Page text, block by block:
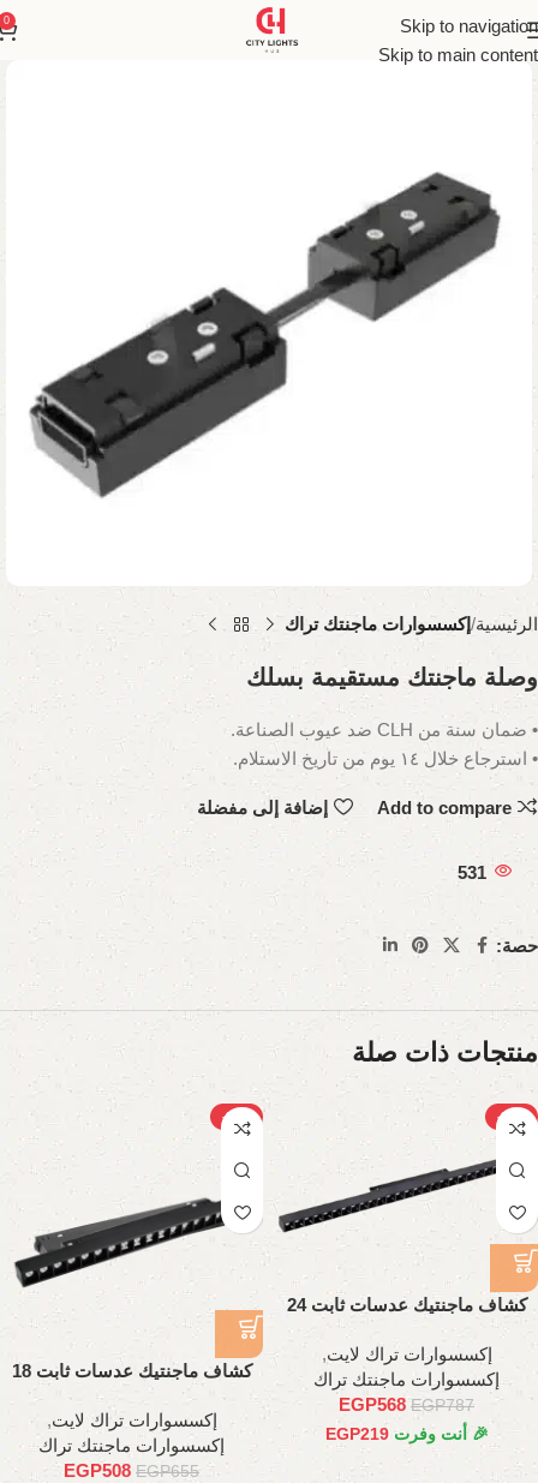
Skip to navigation
Skip to main content
0
الرئيسية إكسسوارات ماجنتك تراك
وصلة ماجنتك مستقيمة بسلك
• ضمان سنة من CLH ضد عيوب الصناعة.
• استرجاع خلال ١٤ يوم من تاريخ الاستلام.
Add to compare إضافة إلى مفضلة
531
حصة:
منتجات ذات صلة
-28%
كشاف ماجنتيك عدسات ثابت 24
إكسسوارات تراك لايت,
إكسسوارات ماجنتك تراك
EGP787
EGP568
🎉 أنت وفرت EGP219
-22%
كشاف ماجنتيك عدسات ثابت 18
إكسسوارات تراك لايت,
إكسسوارات ماجنتك تراك
EGP655
EGP508